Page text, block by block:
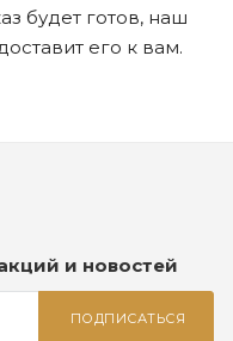
будет готов, наш
его к вам.
и новостей
ПОДПИСАТЬСЯ